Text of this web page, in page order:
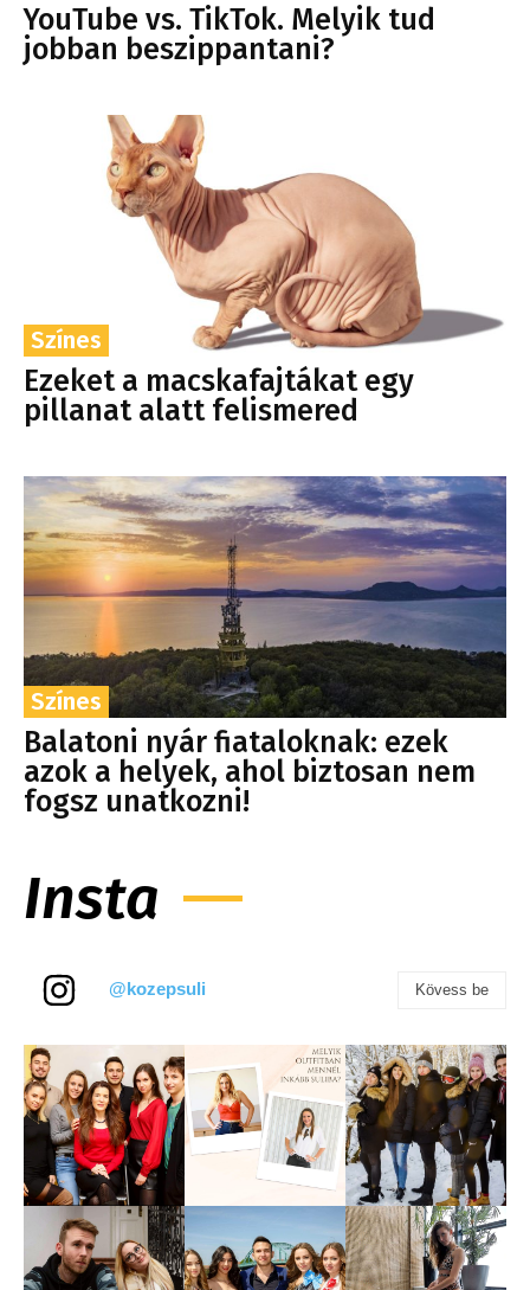
YouTube vs. TikTok. Melyik tud
jobban beszippantani?
Színes
Ezeket a macskafajtákat egy
pillanat alatt felismered
Színes
Balatoni nyár fiataloknak: ezek
azok a helyek, ahol biztosan nem
fogsz unatkozni!
Insta
@kozepsuli Kövess be